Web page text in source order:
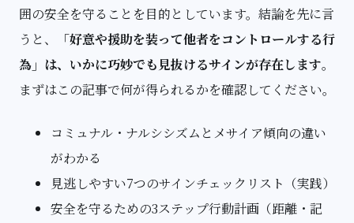
囲の安全を守ることを目的としています。結論を先に言
うと、
「好意や援助を装って他者をコントロールする行
為」は、いかに巧妙でも見抜けるサインが存在します。
まずはこの記事で何が得られるかを確認してください。
コミュナル・ナルシシズムとメサイア傾向の違い
がわかる
見逃しやすい7つのサインチェックリスト（実践）
安全を守るための3ステップ行動計画（距離・記